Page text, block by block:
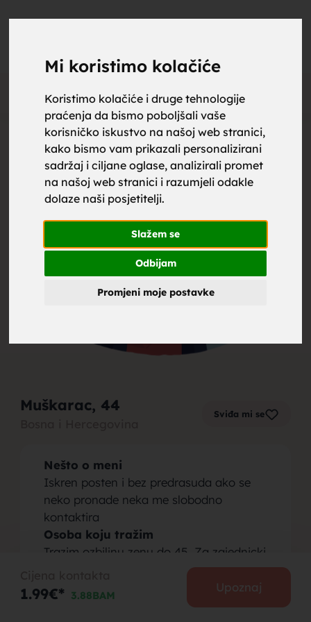
Mi koristimo kolačiće
Koristimo kolačiće i druge tehnologije
praćenja da bismo poboljšali vaše
korisničko iskustvo na našoj web stranici,
kako bismo vam prikazali personalizirani
sadržaj i ciljane oglase, analizirali promet
na našoj web stranici i razumjeli odakle
dolaze naši posjetitelji.
Slažem se
Odbijam
Promjeni moje postavke
Oglas
Muškarac, 44 Sviđa mi se
Nešto o meni
Iskren posten i bez predrasuda ako se
neko pronade neka me slobodno
kontaktira
Osoba koju tražim
Trazim ozbiljnu zenu do 45. Za zajednicki
zivot. Ako se neko prepozna u oglasu
moze se javit hvala i pozz
1.99€* 3.88BAM
Upoznaj
upoznaj
za brak,
zene za
brak,
muskarci
za brak,